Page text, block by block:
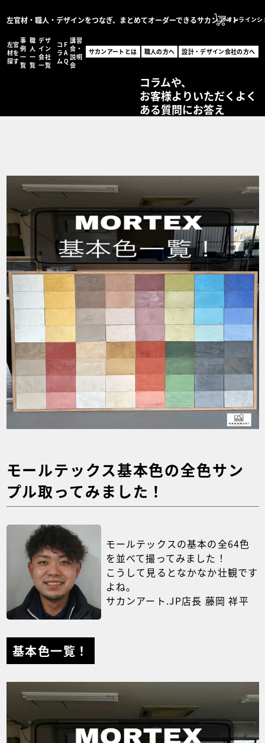
左官材・職人・デザインをつなぎ、まとめてオーダーできるサカンアートオンラインシ
左官
材を
探す
事
例
一
覧
職
人
一
覧
デザ
イン
会社
一覧
コ
ラ
ム
F
A
Q
講習
会・
説明
会
サカンアートとは 職人の方へ 設計・デザイン会社の方へ
サカンアートとは
職人の方へ
設計・デザイン会社の
オンラインショッ
コラム
講習会・説明会
お問い合わせ
事例登録フォーム
コラムや、
お客様よりいただくよく
ある質問にお答え
モールテックス基本色の全色サン
プル取ってみました！
モールテックスの基本の全64色
を並べて撮ってみました！
こうして見るとなかなか壮観です
よね。
サカンアート.JP店長 藤岡 祥平
基本色一覧！